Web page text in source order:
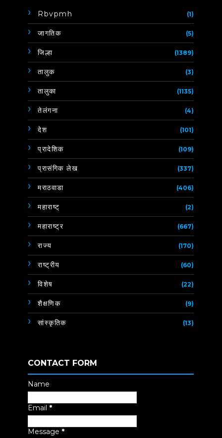
Rbvpmh (1)
जागतिक (5)
जिल्हा (1389)
तालुक (3)
तालुका (1135)
तेलंगना (4)
देश (101)
प्रादेशिक (109)
प्रासंगिक लेख (337)
मराठवाडा (406)
महाराष्ट् (2)
महाराष्ट्र (667)
राज्य (170)
राष्ट्रीय (60)
विशेष (22)
शैक्षणिक (9)
सांस्कृतिक (13)
CONTACT FORM
Name
Email *
Message *